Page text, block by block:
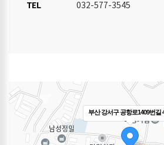
TEL 032-577-3545
부산 강서구 공항로1409번길